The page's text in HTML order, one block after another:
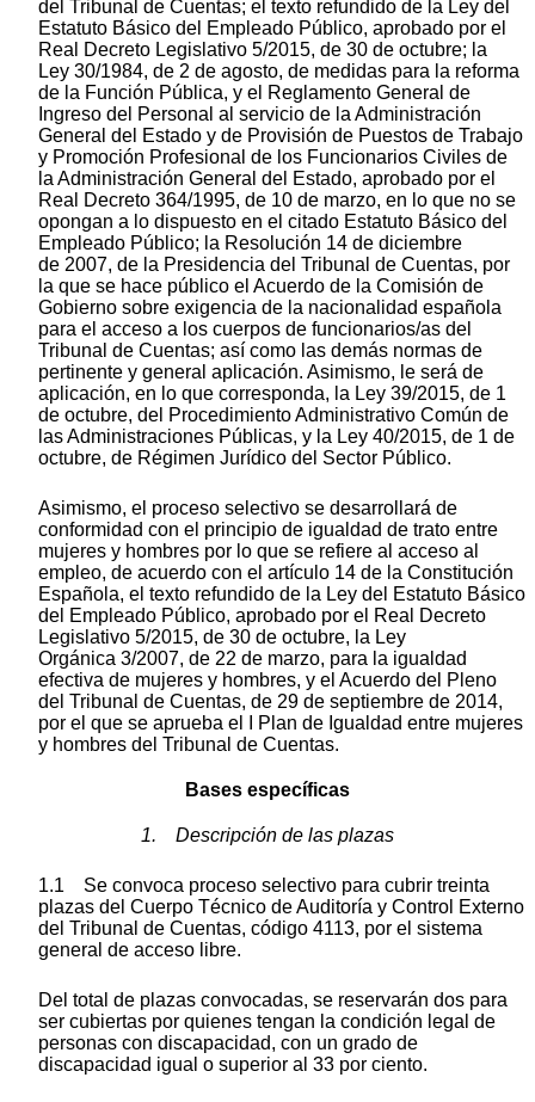
del Tribunal de Cuentas; el texto refundido de la Ley del
Estatuto Básico del Empleado Público, aprobado por el
Real Decreto Legislativo 5/2015, de 30 de octubre; la
Ley 30/1984, de 2 de agosto, de medidas para la reforma
de la Función Pública, y el Reglamento General de
Ingreso del Personal al servicio de la Administración
General del Estado y de Provisión de Puestos de Trabajo
y Promoción Profesional de los Funcionarios Civiles de
la Administración General del Estado, aprobado por el
Real Decreto 364/1995, de 10 de marzo, en lo que no se
opongan a lo dispuesto en el citado Estatuto Básico del
Empleado Público; la Resolución 14 de diciembre
de 2007, de la Presidencia del Tribunal de Cuentas, por
la que se hace público el Acuerdo de la Comisión de
Gobierno sobre exigencia de la nacionalidad española
para el acceso a los cuerpos de funcionarios/as del
Tribunal de Cuentas; así como las demás normas de
pertinente y general aplicación. Asimismo, le será de
aplicación, en lo que corresponda, la Ley 39/2015, de 1
de octubre, del Procedimiento Administrativo Común de
las Administraciones Públicas, y la Ley 40/2015, de 1 de
octubre, de Régimen Jurídico del Sector Público.
Asimismo, el proceso selectivo se desarrollará de
conformidad con el principio de igualdad de trato entre
mujeres y hombres por lo que se refiere al acceso al
empleo, de acuerdo con el artículo 14 de la Constitución
Española, el texto refundido de la Ley del Estatuto Básico
del Empleado Público, aprobado por el Real Decreto
Legislativo 5/2015, de 30 de octubre, la Ley
Orgánica 3/2007, de 22 de marzo, para la igualdad
efectiva de mujeres y hombres, y el Acuerdo del Pleno
del Tribunal de Cuentas, de 29 de septiembre de 2014,
por el que se aprueba el I Plan de Igualdad entre mujeres
y hombres del Tribunal de Cuentas.
Bases específicas
1. Descripción de las plazas
1.1 Se convoca proceso selectivo para cubrir treinta
plazas del Cuerpo Técnico de Auditoría y Control Externo
del Tribunal de Cuentas, código 4113, por el sistema
general de acceso libre.
Del total de plazas convocadas, se reservarán dos para
ser cubiertas por quienes tengan la condición legal de
personas con discapacidad, con un grado de
discapacidad igual o superior al 33 por ciento.